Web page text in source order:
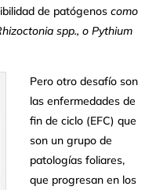
de patógenoscomo
spp., o Pythium
Pero otro desafío son
las enfermedades de
fin de ciclo (EFC) que
son un grupo de
patologías foliares,
que progresan en los